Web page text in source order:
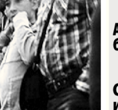
Vizainfo.cz
Diplomat